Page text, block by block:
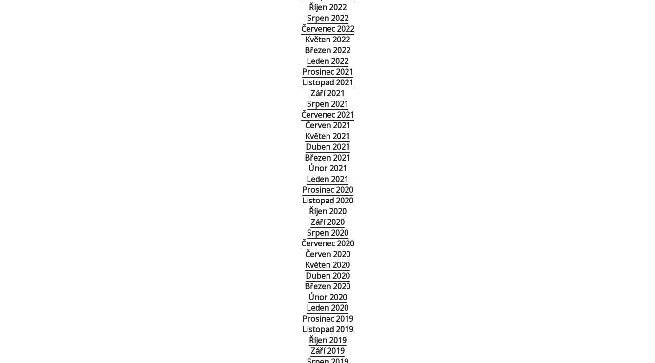
Říjen 2022
Srpen 2022
Červenec 2022
Květen 2022
Březen 2022
Leden 2022
Prosinec 2021
Listopad 2021
Září 2021
Srpen 2021
Červenec 2021
Červen 2021
Květen 2021
Duben 2021
Březen 2021
Únor 2021
Leden 2021
Prosinec 2020
Listopad 2020
Říjen 2020
Září 2020
Srpen 2020
Červenec 2020
Červen 2020
Květen 2020
Duben 2020
Březen 2020
Únor 2020
Leden 2020
Prosinec 2019
Listopad 2019
Říjen 2019
Září 2019